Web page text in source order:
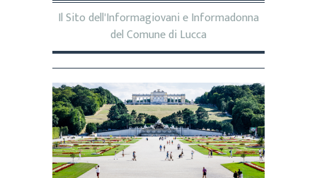
Il Sito dell'Informagiovani e Informadonna
del Comune di Lucca